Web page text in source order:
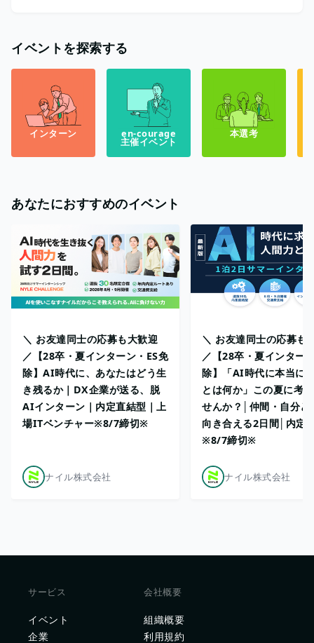
イベントを探索する
インターン en-courage
主催イベント
本選考
あなたにおすすめのイベント
＼ お友達同士の応募も大歓迎
／【28卒・夏インターン・ES免
除】AI時代に、あなたはどう生
き残るか｜DX企業が送る、脱
AIインターン｜内定直結型｜上
場ITベンチャー※8/7締切※
ナイル株式会社
＼ お友達同士の応募も
／【28卒・夏インター
除】「AI時代に本当に
とは何か」この夏に考
せんか？│仲間・自分と
向き合える2日間│内定
※8/7締切※
ナイル株式会社
サービス
イベント
企業
会社概要
組織概要
利用規約